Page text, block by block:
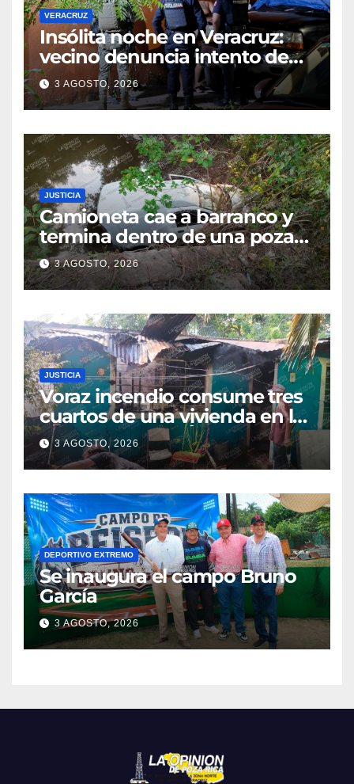
VERACRUZ
Insólita noche en Veracruz:
vecino denuncia intento de
cateo tras viralizar video
captado por cámaras de
seguridad
3 AGOSTO, 2026
JUSTICIA
Camioneta cae a barranco y
termina dentro de una poza
en Coatzintla; conductor sale
con golpes leves
3 AGOSTO, 2026
JUSTICIA
Voraz incendio consume tres
cuartos de una vivienda en la
colonia Manuel Ávila
Camacho
3 AGOSTO, 2026
DEPORTIVO EXTREMO
Se inaugura el campo Bruno
García
3 AGOSTO, 2026